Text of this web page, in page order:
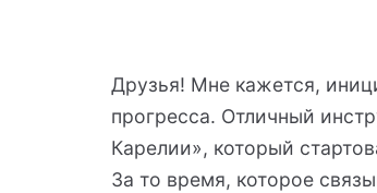
Друзья! Мне кажется,
прогресса. Отличный
Карелии», который
За то время, которое